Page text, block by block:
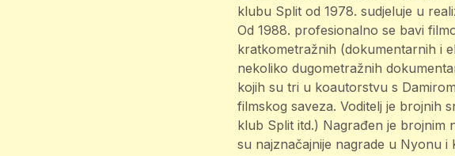
klubu Split od 1978. sudjeluje u
Od 1988. profesionalno se bavi
kratkometražnih (dokumentarnih i
nekoliko dugometražnih
kojih su tri u koautorstvu s
filmskog saveza. Voditelj je brojnih
klub Split itd.) Nagrađen je brojnim
su najznačajnije nagrade u Nyonu i